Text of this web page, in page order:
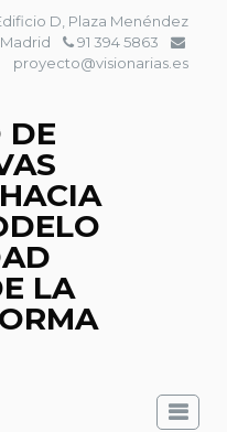
D, Plaza Menéndez
91 394 5863
proyecto@visionarias.es
DE
LA